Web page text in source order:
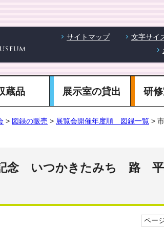
サイトマップ
文字サイ
蔵品 展示室の貸出 研
> 図録の販売 > 展覧会開催年度順 図録一覧 >
念 いつかきたみち 路 平
ペー